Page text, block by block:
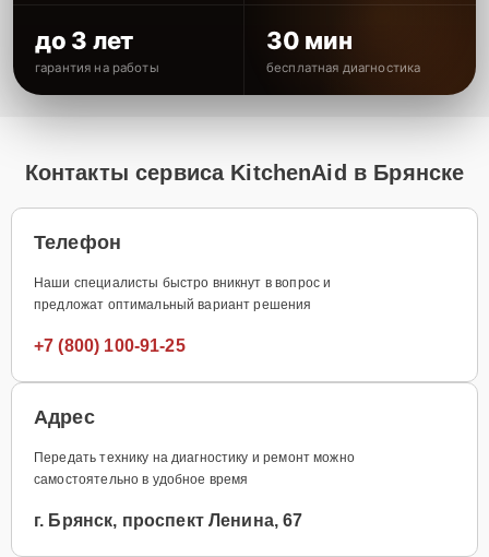
до 3 лет
гарантия на работы
30 мин
бесплатная диагностика
Контакты сервиса KitchenAid в Брянске
Телефон
Наши специалисты быстро вникнут в вопрос и
предложат оптимальный вариант решения
+7 (800) 100-91-25
Адрес
Передать технику на диагностику и ремонт можно
самостоятельно в удобное время
г. Брянск, проспект Ленина, 67